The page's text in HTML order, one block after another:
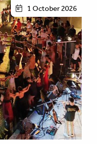
1 October 2026